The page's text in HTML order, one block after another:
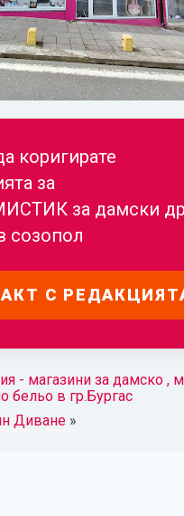
коригирате
за
за дамски
созопол
С
- магазини за дамско ,
бельо в гр.Бургас
Диване»